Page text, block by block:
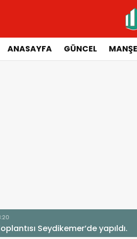
ANASAYFA GÜNCEL
Seydikemer’de yapıldı.